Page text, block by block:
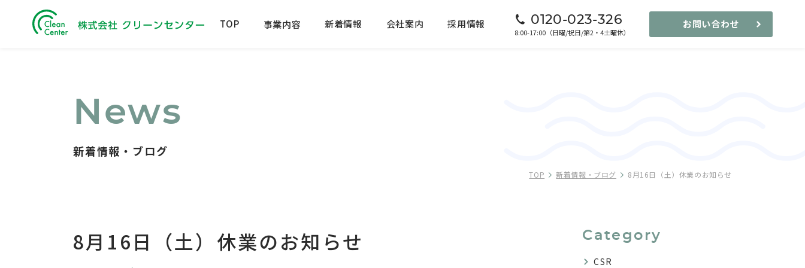
TOP 事業内容 新着情報 会社案内 採用情報 0120-023-326
8:00-17:00（日曜/祝日/第2・4土曜休）
お問い合わせ
News
新着情報・ブログ
TOP 新着情報・ブログ 8月16日（土）休業のお知らせ
8月16日（土）休業のお知らせ Category
CSR